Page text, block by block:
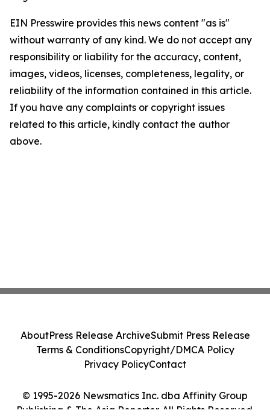
EIN Presswire provides this news content "as is"
without warranty of any kind. We do not accept any
responsibility or liability for the accuracy, content,
images, videos, licenses, completeness, legality, or
reliability of the information contained in this article.
If you have any complaints or copyright issues
related to this article, kindly contact the author
above.
© 1995-2026 Newsmatics Inc. dba Affinity Group
Publishing & The Asia Reporter. All Rights Reserved.
AboutPress Release ArchiveSubmit Press Release
Terms & ConditionsCopyright/DMCA Policy
Privacy PolicyContact